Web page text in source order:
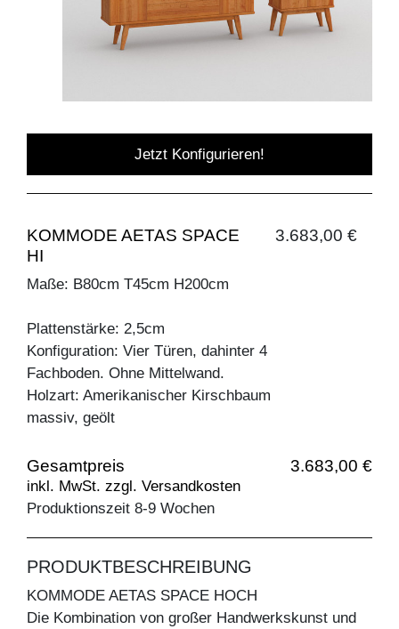
Jetzt Konfigurieren!
KOMMODE AETAS SPACE
HI
3.683,00 €
Maße: B80cm T45cm H200cm
Plattenstärke: 2,5cm
Konfiguration: Vier Türen, dahinter 4
Fachboden. Ohne Mittelwand.
Holzart: Amerikanischer Kirschbaum
massiv, geölt
Gesamtpreis 3.683,00 €
inkl. MwSt. zzgl. Versandkosten
Produktionszeit 8-9 Wochen
PRODUKTBESCHREIBUNG
KOMMODE AETAS SPACE HOCH
Die Kombination von großer Handwerkskunst und